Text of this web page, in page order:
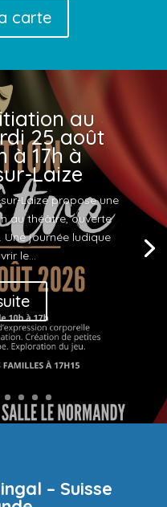
carte
au
25 août
à 17h à
Laize
Laize propose une
au théâtre, ouverte
Une journée ludique
le...
– Suisse